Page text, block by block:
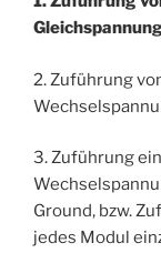
2. Zuführung
3. Zuführung
Ground, bzw.
jedes Modul